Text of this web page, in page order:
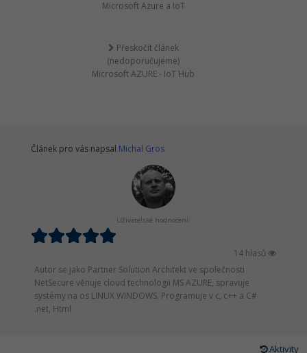
Microsoft Azure a IoT
Přeskočit článek
(nedoporučujeme)
Microsoft AZURE - IoT Hub
Článek pro vás napsal Michal Gros
Uživatelské hodnocení:
14 hlasů
Autor se jako Partner Solution Architekt ve společnosti
NetSecure věnuje cloud technologii MS AZURE, spravuje
systémy na os LINUX WINDOWS. Programuje v c, c++ a C#
.net, Html
Aktivity